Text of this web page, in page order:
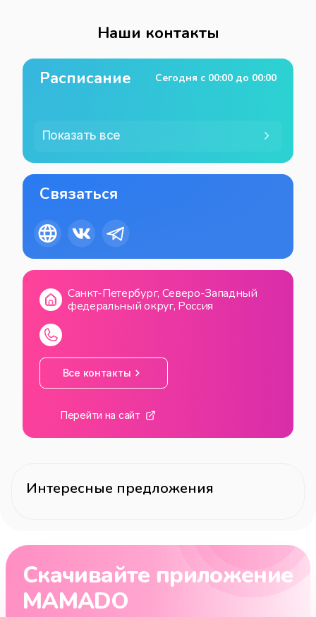
Наши контакты
Расписание Сегодня с 00:00 до 00:00
Показать все
Связаться
Санкт-Петербург, Северо-Западный
федеральный округ, Россия
Все контакты
Перейти на сайт
Интересные предложения
Скачивайте приложение
MAMADO